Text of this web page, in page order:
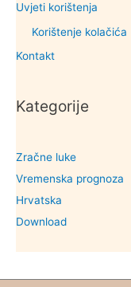
Uvjeti korištenja
Korištenje kolačića
Kontakt
Kategorije
Zračne luke
Vremenska prognoza
Hrvatska
Download